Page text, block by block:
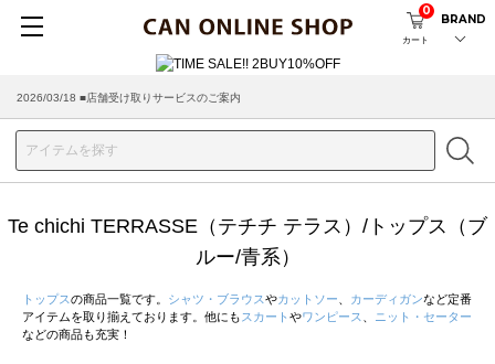
カート
0
BRAND
2026/03/18 ■店舗受け取りサービスのご案内
Te chichi TERRASSE（テチチ テラス）/トップス（ブ
ルー/青系）
トップスの商品一覧です。 シャツ・ブラウスやカットソー カーディガンなど定番
アイテムを取り揃えております。他にも スカート やワンピース
ニット・セーター
などの商品も充実！